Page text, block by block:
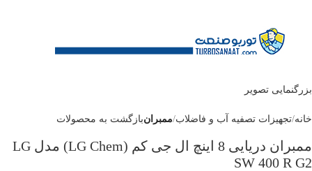
بزرگنمایی تصویر
خانه تجهیزات تصفیه آب و فاضلاب ممبرانبازگشت به محصولات
ممبران دریایی 8 اینچ ال جی کم (LG Chem) مدل LG
SW 400 R G2